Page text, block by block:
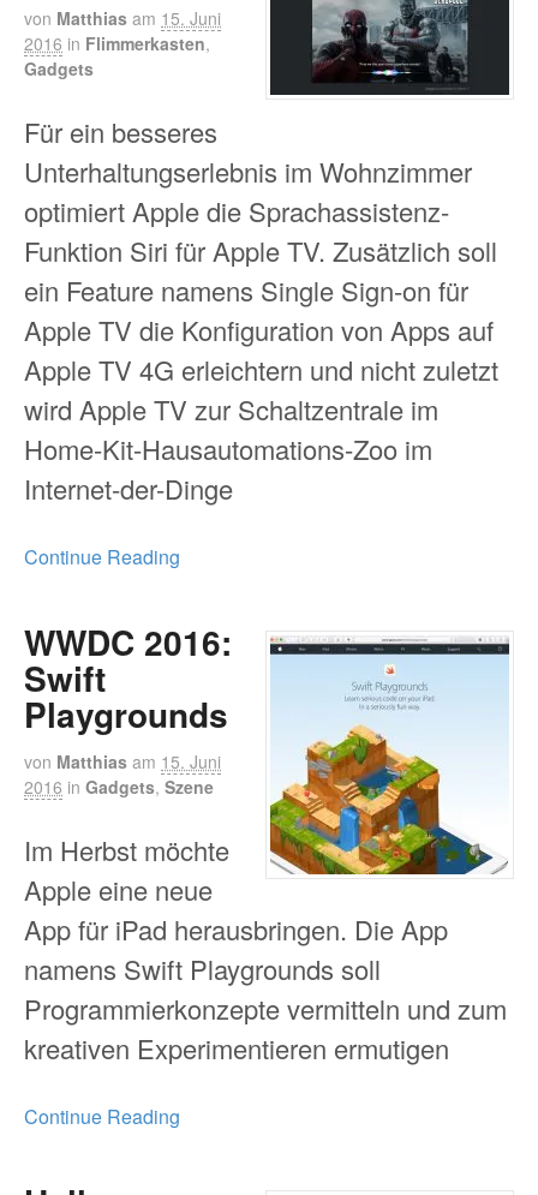
von Matthias am 15. Juni
2016 in Flimmerkasten,
Gadgets
Für ein besseres
Unterhaltungserlebnis im Wohnzimmer
optimiert Apple die Sprachassistenz-
Funktion Siri für Apple TV. Zusätzlich soll
ein Feature namens Single Sign-on für
Apple TV die Konfiguration von Apps auf
Apple TV 4G erleichtern und nicht zuletzt
wird Apple TV zur Schaltzentrale im
Home-Kit-Hausautomations-Zoo im
Internet-der-Dinge
Continue Reading
WWDC 2016:
Swift
Playgrounds
von Matthias am 15. Juni
2016 in Gadgets, Szene
Im Herbst möchte
Apple eine neue
App für iPad herausbringen. Die App
namens Swift Playgrounds soll
Programmierkonzepte vermitteln und zum
kreativen Experimentieren ermutigen
Continue Reading